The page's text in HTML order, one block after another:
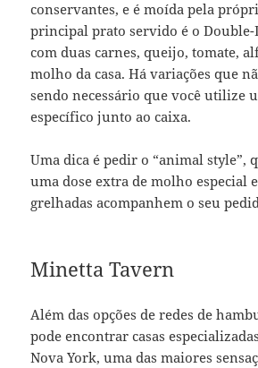
conservantes, e é moída pela
principal prato servido é o Double-
com duas carnes, queijo, tomate,
molho da casa. Há variações que
sendo necessário que você utilize
específico junto ao caixa.
Uma dica é pedir o “animal style”,
uma dose extra de molho especial
grelhadas acompanhem o seu
Minetta Tavern
Além das opções de redes de
pode encontrar casas
Nova York, uma das maiores